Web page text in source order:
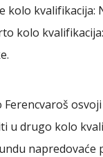
kolo kvalifikacija:
kolo
Ferencvaroš
u drugo kolo
napredovaće